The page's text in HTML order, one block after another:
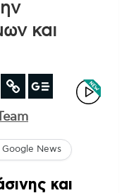
και
Google News
και